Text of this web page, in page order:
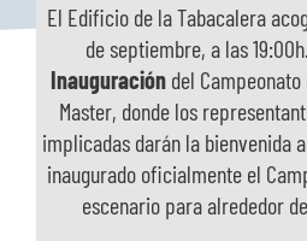
SERVICIOS
EVENTOS
ESPACIOSCONOCE LAS
CAMPEONATO DEL
El Edificio de la Tabacalera
de septiembre, a las
Inauguración del
Master, donde los
implicadas darán la bienvenida
inaugurado oficialmente el
escenario para alrededor